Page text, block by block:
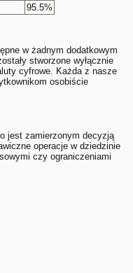
95.5%
w żadnym dodatkowym
stworzone wyłącznie
cyfrowe. Każda z nasze
osobiście
jest zamierzonym decyzją
operacje w dziedzinie
czy ograniczeniami